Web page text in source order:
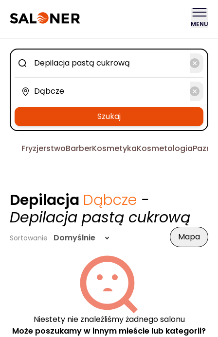
MENU
Szukaj
FryzjerstwoBarberKosmetykaKosmetologia
Depilacja Dąbcze -
Depilacja pastą cukrową
Sortowanie Domyślnie Mapa
Niestety nie znaleźliśmy żadnego salonu
Może poszukamy w innym mieście lub kategorii?